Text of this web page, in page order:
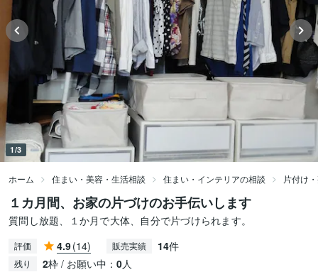
1/3
ホーム 住まい・美容・生活相談 住まい・インテリアの相談 片付け
１カ月間、お家の片づけのお手伝いします
質問し放題、１か月で大体、自分で片づけられます。
評価 4.9(14) 販売実績 14件
残り 2枠 / お願い中： 0人